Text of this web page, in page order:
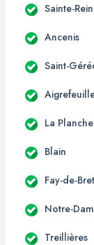
Sainte-
Ancenis
Saint-
La Planche
Blain
Fay-de-
Notre-
Treillières